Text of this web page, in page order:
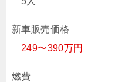
新車販売価格
249〜390万円
燃費